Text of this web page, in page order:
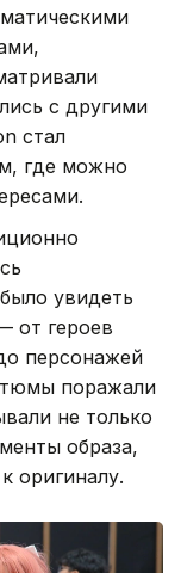
с другими
стал
где можно
увидеть
от героев
персонажей
поражали
не только
образа,
оригиналу.